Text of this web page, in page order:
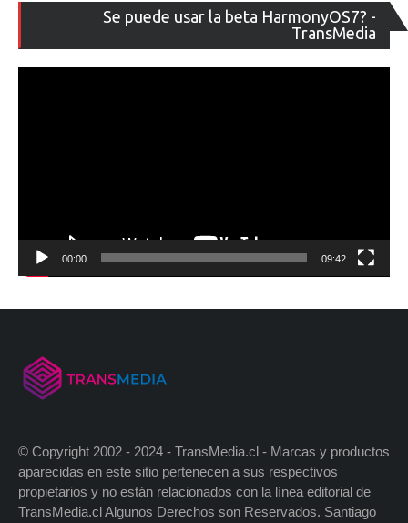
Se puede usar la beta HarmonyOS7? -
TransMedia
de
00:00 09:42
© Copyright 2002 - 2024 - TransMedia.cl - Marcas y productos
aparecidas en este sitio pertenecen a sus respectivos
propietarios y no están relacionados con la línea editorial de
TransMedia.cl Algunos Derechos son Reservados. Santiago